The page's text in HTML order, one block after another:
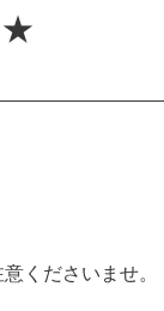
★
くださいませ。